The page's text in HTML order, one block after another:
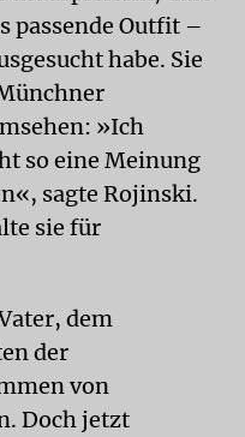
passende Outfit –
habe. Sie
»Ich
so eine Meinung
sagte Rojinski.
sie für
dem
der
von
Doch jetzt